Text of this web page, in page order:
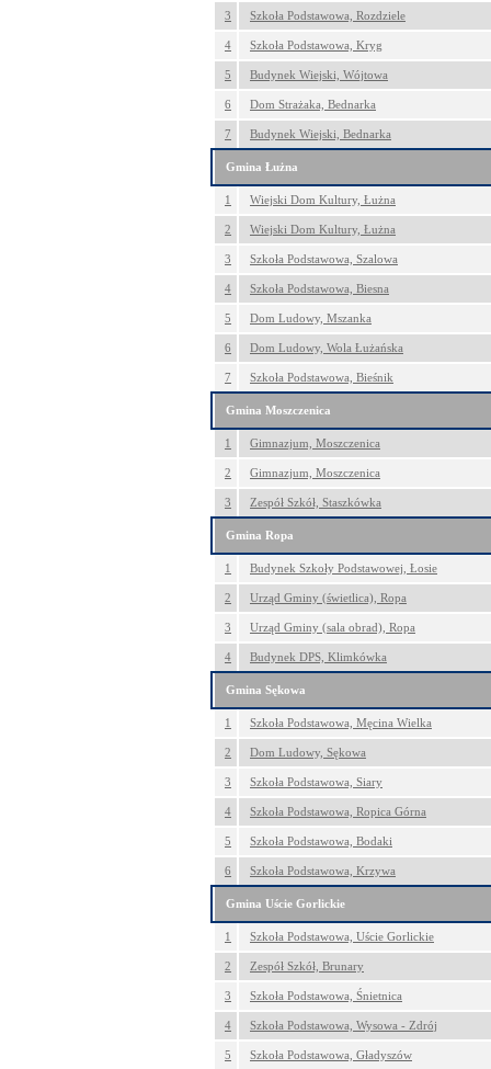
3 Szkoła Podstawowa, Rozdziele
4 Szkoła Podstawowa, Kryg
5 Budynek Wiejski, Wójtowa
6 Dom Strażaka, Bednarka
7 Budynek Wiejski, Bednarka
Gmina Łużna
1 Wiejski Dom Kultury, Łużna
2 Wiejski Dom Kultury, Łużna
3 Szkoła Podstawowa, Szalowa
4 Szkoła Podstawowa, Biesna
5 Dom Ludowy, Mszanka
6 Dom Ludowy, Wola Łużańska
7 Szkoła Podstawowa, Bieśnik
Gmina Moszczenica
1 Gimnazjum, Moszczenica
2 Gimnazjum, Moszczenica
3 Zespół Szkół, Staszkówka
Gmina Ropa
1 Budynek Szkoły Podstawowej, Łosie
2 Urząd Gminy (świetlica), Ropa
3 Urząd Gminy (sala obrad), Ropa
4 Budynek DPS, Klimkówka
Gmina Sękowa
1 Szkoła Podstawowa, Męcina Wielka
2 Dom Ludowy, Sękowa
3 Szkoła Podstawowa, Siary
4 Szkoła Podstawowa, Ropica Górna
5 Szkoła Podstawowa, Bodaki
6 Szkoła Podstawowa, Krzywa
Gmina Uście Gorlickie
1 Szkoła Podstawowa, Uście Gorlickie
2 Zespół Szkół, Brunary
3 Szkoła Podstawowa, Śnietnica
4 Szkoła Podstawowa, Wysowa - Zdrój
5 Szkoła Podstawowa, Gładyszów